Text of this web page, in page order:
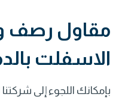
مقاول رصف
الاسفلت
بإمكانك اللجوء إلى